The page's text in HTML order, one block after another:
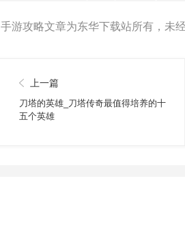
手游攻略文章为东华下载站所有，未
上一篇
刀塔的英雄_刀塔传奇最值得培养的十
五个英雄